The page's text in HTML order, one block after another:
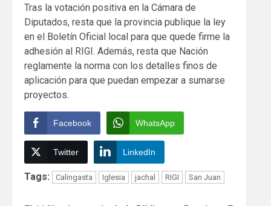
Tras la votación positiva en la Cámara de
Diputados, resta que la provincia publique la ley
en el Boletín Oficial local para que quede firme la
adhesión al RIGI. Además, resta que Nación
reglamente la norma con los detalles finos de
aplicación para que puedan empezar a sumarse
proyectos.
Facebook WhatsApp
Twitter LinkedIn
Tags: Calingasta Iglesia jachal RIGI San Juan